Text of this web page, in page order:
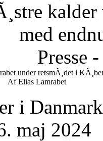
med
Presse
under retsmÃ¸det i
Af Elias Lamrabet
i Danmark
maj 2024